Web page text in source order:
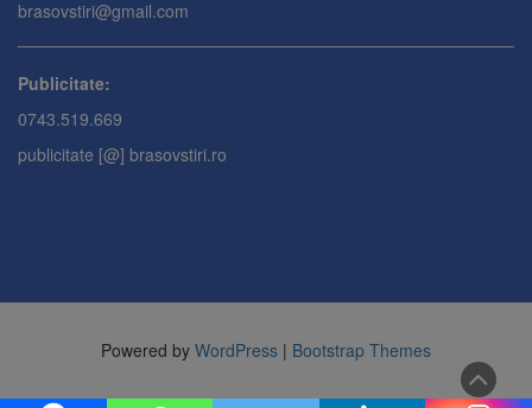
brasovstiri@gmail.com
Publicitate:
0743.519.669
publicitate [@] brasovstiri.ro
Powered by WordPress | Bootstrap Themes